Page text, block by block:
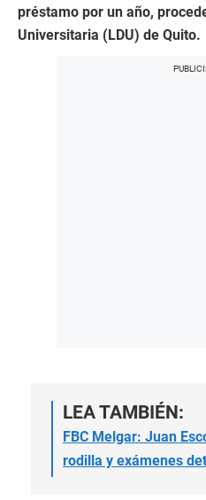
préstamo por un año,
Universitaria (LDU) de Quito.
LEA TAMBIÉN:
FBC Melgar: Juan
rodilla y exámenes